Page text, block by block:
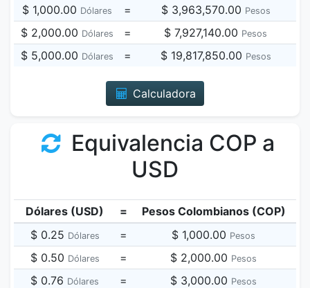
$ 1,000.00 Dólares = $ 3,963,570.00 Pesos
$ 2,000.00 Dólares = $ 7,927,140.00 Pesos
$ 5,000.00 Dólares = $ 19,817,850.00 Pesos
Calculadora
Equivalencia COP a
USD
Dólares (USD) =
Pesos Colombianos (COP)
$ 0.25 Dólares = $ 1,000.00 Pesos
$ 0.50 Dólares = $ 2,000.00 Pesos
$ 0.76 Dólares = $ 3,000.00 Pesos